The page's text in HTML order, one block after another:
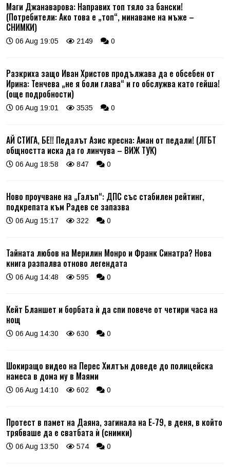
Маги Джанаварова: Направих топ тяло за бански!
(Потребители: Ако това е „топ“, минаваме на мъже –
СНИМКИ)
06 Aug 19:05 2149 0
Разкриха защо Иван Христов продължава да е обсебен от
Ирина: Тенчева „не я боли глава“ и го обслужва като гейша!
(още подробности)
06 Aug 19:01 3535 0
АЙ СТИГА, БЕ!! Педалът Азис кресна: Аман от педали! (ЛГБТ
общността иска да го линчува – ВИЖ ТУК)
06 Aug 18:58 847 0
Ново проучване на „Галъп“: ДПС със стабилен рейтинг,
подкрепата към Радев се запазва
06 Aug 15:17 322 0
Тайната любов на Мерилин Монро и Франк Синатра? Нова
книга разпалва отново легендата
06 Aug 14:48 595 0
Кейт Бланшет и борбата ѝ да спи повече от четири часа на
нощ
06 Aug 14:30 630 0
Шокиращо видео на Перес Хилтън доведе до полицейска
намеса в дома му в Маями
06 Aug 14:10 602 0
Протест в памет на Даяна, загинала на Е-79, в деня, в който
трябваше да е сватбата ѝ (снимки)
06 Aug 13:50 574 0